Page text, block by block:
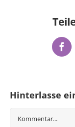
Hinterlasse